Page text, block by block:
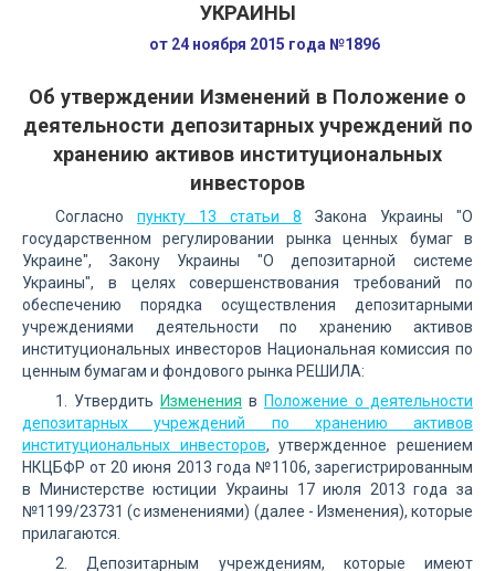
УКРАИНЫ
от 24 ноября 2015 года №1896
Об утверждении Изменений в Положение о
деятельности депозитарных учреждений по
хранению активов институциональных
инвесторов
Согласно пункту 13 статьи 8 Закона Украины "О
государственном регулировании рынка ценных бумаг в
Украине", Закону Украины "О депозитарной системе
Украины", в целях совершенствования требований по
обеспечению порядка осуществления депозитарными
учреждениями деятельности по хранению активов
институциональных инвесторов Национальная комиссия по
ценным бумагам и фондового рынка РЕШИЛА:
1. Утвердить Изменения в Положение о деятельности
депозитарных учреждений по хранению активов
институциональных инвесторов, утвержденное решением
НКЦБФР от 20 июня 2013 года №1106, зарегистрированным
в Министерстве юстиции Украины 17 июля 2013 года за
№1199/23731 (с изменениями) (далее - Изменения), которые
прилагаются.
2. Депозитарным учреждениям, которые имеют